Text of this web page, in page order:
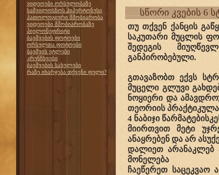
ვიდეოები ორსულობაზე
საშვილოსნოს ჰიპერტონუსი
პათოლოგიური მშობიარობა
ვიდეოები მშობიარობაზე
პიელონეფრიტი
ბავშვების ფოტოები
ორსულთა ფოტოები
ბავშვის ეტლები
კრუნჩხვები
ბავშვების სახელები
რაზე იხარჯება თქვენი ფული?
სწორი კვების 6
თუ თქვენ ქანცის
საკუთარი მუცლის
შედეგის
განპირობებული.
გთავაზობთ ექვს
მუცელი გლუვი
ნოყიერი და
თეორიის
4 ნაბიჯი
მიირთვით მეტი
ანაყრებენ და არ
დალიეთ არანაკლებ
მონელება
ჩაეწერეთ საცეკვაო